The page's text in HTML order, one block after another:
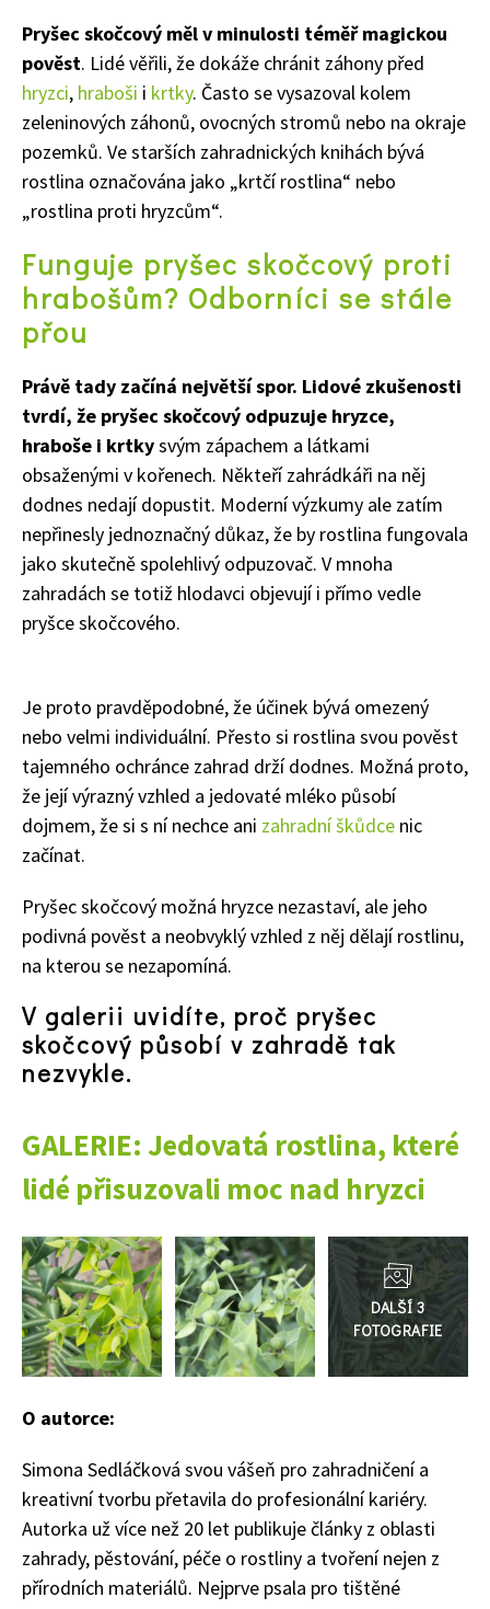
65 Kč
Objednat >
Naše krásná zahrada Speciál
Objednat >
Pryšec skočcový měl v minulosti téměř magickou
pověst. Lidé věřili, že dokáže chránit záhony před
hryzci, hraboši i krtky. Často se vysazoval kolem
zeleninových záhonů, ovocných stromů nebo na okraje
pozemků. Ve starších zahradnických knihách bývá
rostlina označována jako „krtčí rostlina“ nebo
„rostlina proti hryzcům“.
Funguje pryšec skočcový proti
hrabošům? Odborníci se stále
přou
Právě tady začíná největší spor. Lidové zkušenosti
tvrdí, že pryšec skočcový odpuzuje hryzce,
hraboše i krtkysvým zápachem a látkami
obsaženými v kořenech. Někteří zahrádkáři na něj
dodnes nedají dopustit. Moderní výzkumy ale zatím
nepřinesly jednoznačný důkaz, že by rostlina fungovala
jako skutečně spolehlivý odpuzovač. V mnoha
zahradách se totiž hlodavci objevují i přímo vedle
pryšce skočcového.
Je proto pravděpodobné, že účinek bývá omezený
nebo velmi individuální. Přesto si rostlina svou pověst
tajemného ochránce zahrad drží dodnes. Možná proto,
že její výrazný vzhled a jedovaté mléko působí
dojmem, že si s ní nechce ani zahradní škůdce nic
začínat.
Pryšec skočcový možná hryzce nezastaví, ale jeho
podivná pověst a neobvyklý vzhled z něj dělají rostlinu,
na kterou se nezapomíná.
V galerii uvidíte, proč pryšec
skočcový působí v zahradě tak
nezvykle.
GALERIE: Jedovatá rostlina, které
lidé přisuzovali moc nad hryzci
Přejít
do
galerie
O autorce:
Simona Sedláčková svou vášeň pro zahradničení a
kreativní tvorbu přetavila do profesionální kariéry.
Autorka už více než 20 let publikuje články z oblasti
zahrady, pěstování, péče o rostliny a tvoření nejen z
přírodních materiálů. Nejprve psala pro tištěné